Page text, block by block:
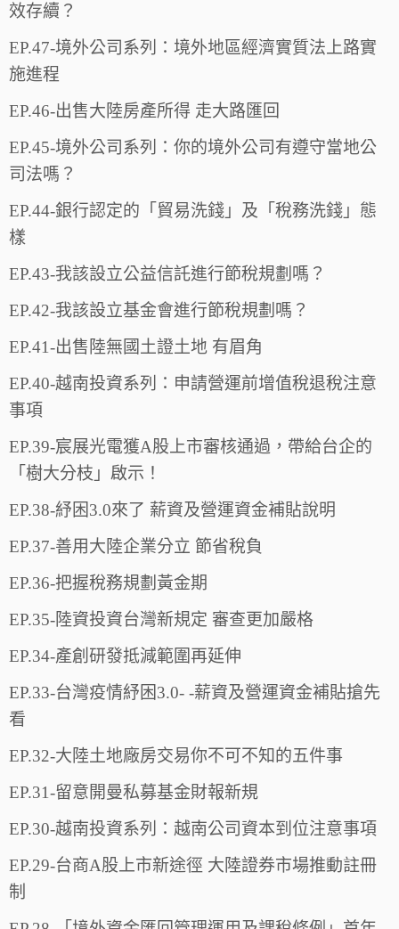
效存續？
EP.47-境外公司系列：境外地區經濟實質法上路實
施進程
EP.46-出售大陸房產所得 走大路匯回
EP.45-境外公司系列：你的境外公司有遵守當地公
司法嗎？
EP.44-銀行認定的「貿易洗錢」及「稅務洗錢」態
樣
EP.43-我該設立公益信託進行節稅規劃嗎？
EP.42-我該設立基金會進行節稅規劃嗎？
EP.41-出售陸無國土證土地 有眉角
EP.40-越南投資系列：申請營運前增值稅退稅注意
事項
EP.39-宸展光電獲A股上市審核通過，帶給台企的
「樹大分枝」啟示！
EP.38-紓困3.0來了 薪資及營運資金補貼說明
EP.37-善用大陸企業分立 節省稅負
EP.36-把握稅務規劃黃金期
EP.35-陸資投資台灣新規定 審查更加嚴格
EP.34-產創研發抵減範圍再延伸
EP.33-台灣疫情紓困3.0- -薪資及營運資金補貼搶先
看
EP.32-大陸土地廠房交易你不可不知的五件事
EP.31-留意開曼私募基金財報新規
EP.30-越南投資系列：越南公司資本到位注意事項
EP.29-台商A股上市新途徑 大陸證券市場推動註冊
制